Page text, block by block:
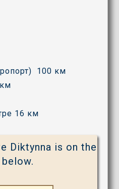
100 км
16 км
Diktynna is on the